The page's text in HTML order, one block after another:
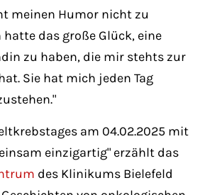
sit amet, consectetuer
ligula eget dolor. Aenean
natoque penatibus et
montes, nascetur
quam felis, ultricies
meinen Humor nicht zu
das große Glück, eine
zu haben, die mir stehts zur
Sie hat mich jeden Tag
am 04.02.2025 mit
einzigartig" erzählt das
des Klinikums Bielefeld